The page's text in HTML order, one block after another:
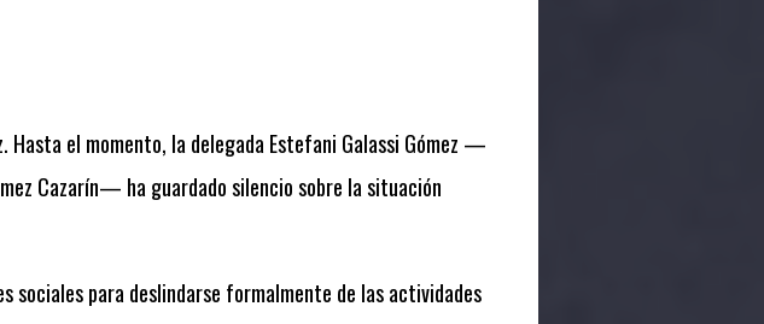
el momento, la delegada Estefani Galassi Gómez —
Cazarín— ha guardado silencio sobre la situación
sociales para deslindarse formalmente de las actividades